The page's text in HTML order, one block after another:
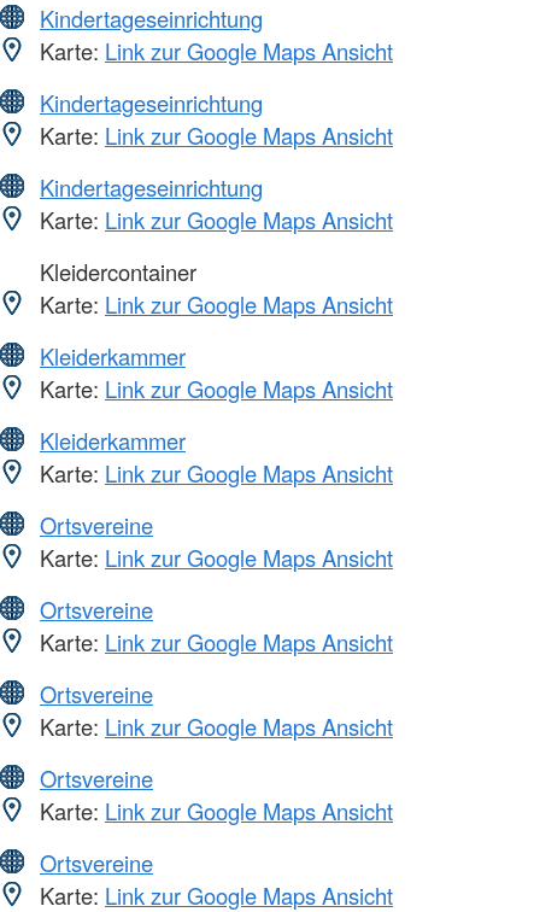
Kindertageseinrichtung
Karte: Link zur Google Maps Ansicht
Kindertageseinrichtung
Karte: Link zur Google Maps Ansicht
Kindertageseinrichtung
Karte: Link zur Google Maps Ansicht
Kleidercontainer
Karte: Link zur Google Maps Ansicht
Kleiderkammer
Karte: Link zur Google Maps Ansicht
Kleiderkammer
Karte: Link zur Google Maps Ansicht
Ortsvereine
Karte: Link zur Google Maps Ansicht
Ortsvereine
Karte: Link zur Google Maps Ansicht
Ortsvereine
Karte: Link zur Google Maps Ansicht
Ortsvereine
Karte: Link zur Google Maps Ansicht
Ortsvereine
Karte: Link zur Google Maps Ansicht